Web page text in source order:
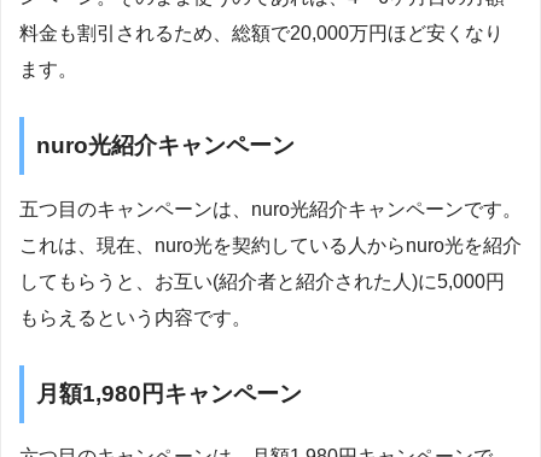
料金も割引されるため、総額で20,000万円ほど安くなり
ます。
nuro光紹介キャンペーン
五つ目のキャンペーンは、nuro光紹介キャンペーンです。
これは、現在、nuro光を契約している人からnuro光を紹介
してもらうと、お互い(紹介者と紹介された人)に5,000円
もらえるという内容です。
月額1,980円キャンペーン